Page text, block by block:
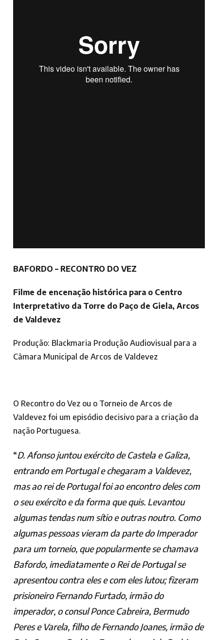
BAFORDO – RECONTRO DO VEZ
Filme de encenação histórica para o Centro
Interpretativo da Torre do Paço de Giela, Arcos
de Valdevez
Produção: Blackmaria Produção Audiovisual para a
Câmara Municipal de Arcos de Valdevez
O Recontro do Vez ou o Torneio de Arcos de
Valdevez foi um episódio decisivo para a criação da
nação Portuguesa.
“D. Afonso juntou exército de Castela e Galiza,
entrando em Portugal e chegaram a Valdevez,
mas ao rei de Portugal foi ao encontro deles com
o seu exército e da forma que quis. Levantou
algumas tendas num sítio e outras noutro. Como
algumas pessoas vieram da parte do Imperador
para um torneio, que popularmente se chamava
Bafordo, imediatamente o Rei de Portugal se
apresentou contra eles e com eles lutou; fizeram
prisioneiro Fernando Furtado, irmão do
imperador, o consul Ponce Cabreira, Bermudo
Peres e Varela, filho de Fernando Joanes, irmão de